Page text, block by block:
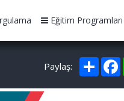
Eğitim Programları
Paylaş: Paylaş